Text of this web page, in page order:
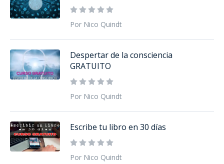
Por Nico Quindt
Despertar de la consciencia
GRATUITO
Por Nico Quindt
Escribe tu libro en 30 días
Por Nico Quindt